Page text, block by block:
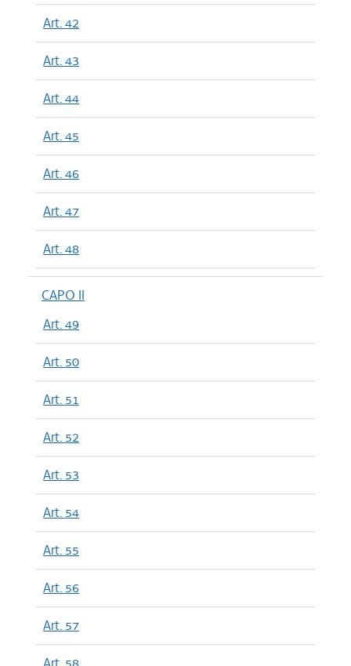
Art. 42
Art. 43
Art. 44
Art. 45
Art. 46
Art. 47
Art. 48
CAPO II
Art. 49
Art. 50
Art. 51
Art. 52
Art. 53
Art. 54
Art. 55
Art. 56
Art. 57